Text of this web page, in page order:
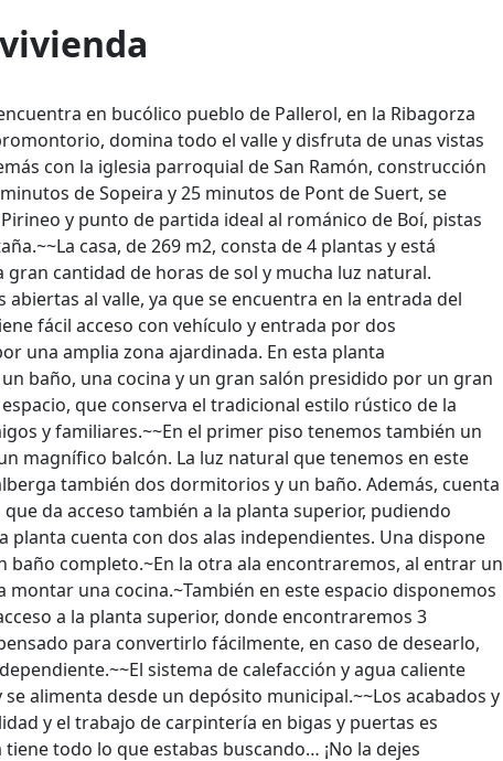
en bucólico pueblo de Pallerol, en la Ribagorza
domina todo el valle y disfruta de unas vistas
con la iglesia parroquial de San Ramón, construcción
de Sopeira y 25 minutos de Pont de Suert, se
y punto de partida ideal al románico de Boí, pistas
casa, de 269 m2, consta de 4 plantas y está
cantidad de horas de sol y mucha luz natural.
al valle, ya que se encuentra en la entrada del
fácil acceso con vehículo y entrada por dos
una amplia zona ajardinada. En esta planta
baño, una cocina y un gran salón presidido por un gran
que conserva el tradicional estilo rústico de la
y familiares.~~En el primer piso tenemos también un
magnífico balcón. La luz natural que tenemos en este
también dos dormitorios y un baño. Además, cuenta
da acceso también a la planta superior, pudiendo
planta cuenta con dos alas independientes. Una dispone
baño completo.~En la otra ala encontraremos, al entrar un
una cocina.~También en este espacio disponemos
a la planta superior, donde encontraremos 3
para convertirlo fácilmente, en caso de desearlo,
sistema de calefacción y agua caliente
alimenta desde un depósito municipal.~~Los acabados y
y el trabajo de carpintería en bigas y puertas es
todo lo que estabas buscando… ¡No la dejes